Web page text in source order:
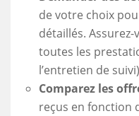
de votre choix
détaillés.
toutes les
l’entretien de
Comparez les
reçus en fonction